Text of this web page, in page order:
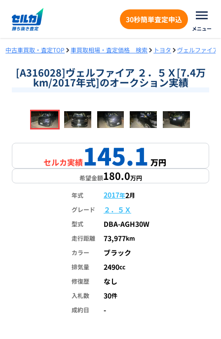
30秒簡単査定申込
メニュー
中古車買取・査定TOP 車買取相場・査定価格 検索 トヨタ ヴェルファイア
[A316028]ヴェルファイア ２．５Ｘ[7.4万
km/2017年式]のオークション実績
1/18
セルカ実績145.1万円
希望金額180.0万円
年式 2017年2月
グレード
２．５Ｘ
型式 DBA-AGH30W
走行距離 73,977km
カラー
ブラック
排気量 2490cc
修復歴
なし
入札数 30件
成約日
-